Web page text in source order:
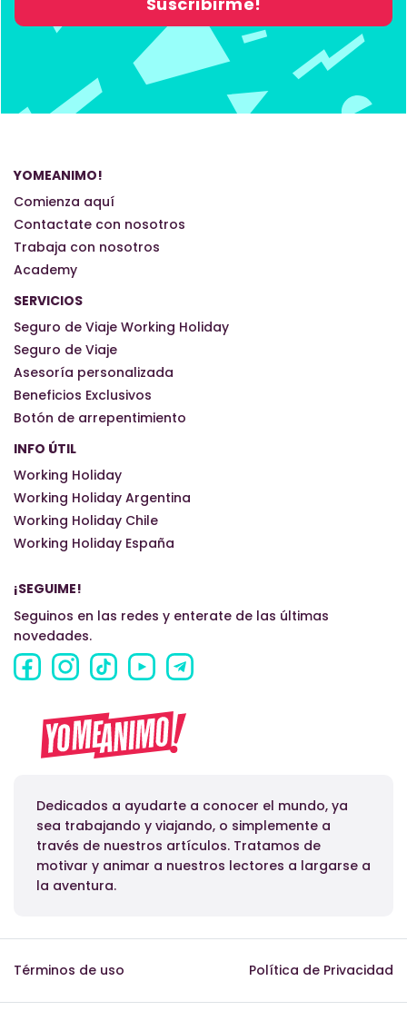
YOMEANIMO!
Comienza aquí
Contactate con nosotros
Trabaja con nosotros
Academy
SERVICIOS
Seguro de Viaje Working Holiday
Seguro de Viaje
Asesoría personalizada
Beneficios Exclusivos
Botón de arrepentimiento
INFO ÚTIL
Working Holiday
Working Holiday Argentina
Working Holiday Chile
Working Holiday España
¡SEGUIME!
Seguinos en las redes y enterate de las últimas
novedades.
Dedicados a ayudarte a conocer el mundo, ya
sea trabajando y viajando, o simplemente a
través de nuestros artículos. Tratamos de
motivar y animar a nuestros lectores a largarse a
la aventura.
Términos de uso Política de Privacidad